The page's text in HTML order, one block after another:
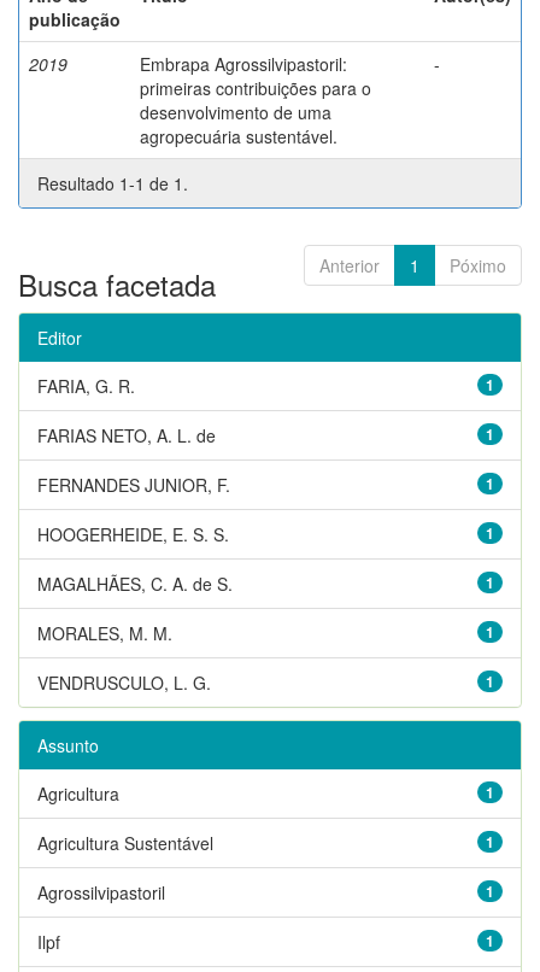
publicação
2019
Embrapa Agrossilvipastoril:
primeiras contribuições para o
desenvolvimento de uma
agropecuária sustentável.
-
Resultado 1-1 de 1.
Anterior 1 Póximo
Busca facetada
Editor
1
FARIA, G. R.
1
FARIAS NETO, A. L. de
1
FERNANDES JUNIOR, F.
1
HOOGERHEIDE, E. S. S.
1
MAGALHÃES, C. A. de S.
1
MORALES, M. M.
1
VENDRUSCULO, L. G.
Assunto
1
Agricultura
1
Agricultura Sustentável
1
Agrossilvipastoril
1
Ilpf